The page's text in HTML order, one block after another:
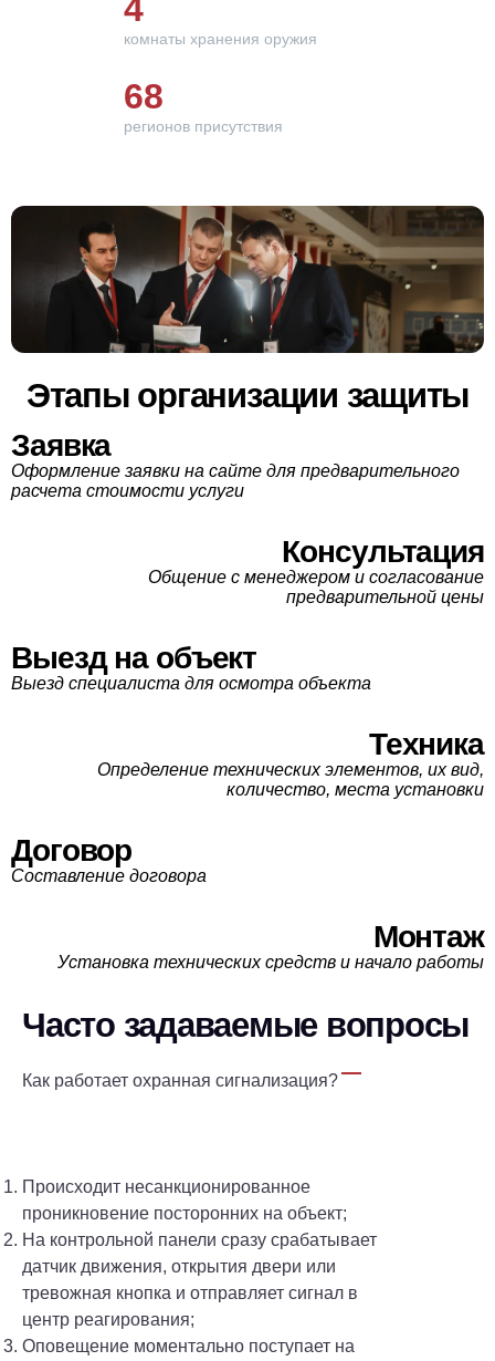
4
комнаты хранения оружия
68
регионов присутствия
Этапы организации защиты
Заявка
Оформление заявки на сайте для предварительного
расчета стоимости услуги
Консультация
Общение с менеджером и согласование
предварительной цены
Выезд на объект
Выезд специалиста для осмотра объекта
Техника
Определение технических элементов, их вид,
количество, места установки
Договор
Составление договора
Монтаж
Установка технических средств и начало работы
Часто задаваемые вопросы
Как работает охранная сигнализация?
Происходит несанкционированное
проникновение посторонних на объект;
На контрольной панели сразу срабатывает
датчик движения, открытия двери или
тревожная кнопка и отправляет сигнал в
центр реагирования;
Оповещение моментально поступает на